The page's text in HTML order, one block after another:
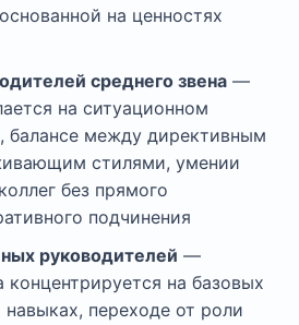
на ценностях
среднего звена —
на ситуационном
балансе между директивным
стилями, умении
без прямого
подчинения
руководителей —
концентрируется на базовых
навыках, переходе от роли